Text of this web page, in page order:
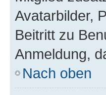
Avatarbilder,
Beitritt zu
Anmeldung,
Nach oben